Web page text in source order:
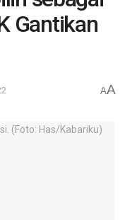
Gantikan
AA